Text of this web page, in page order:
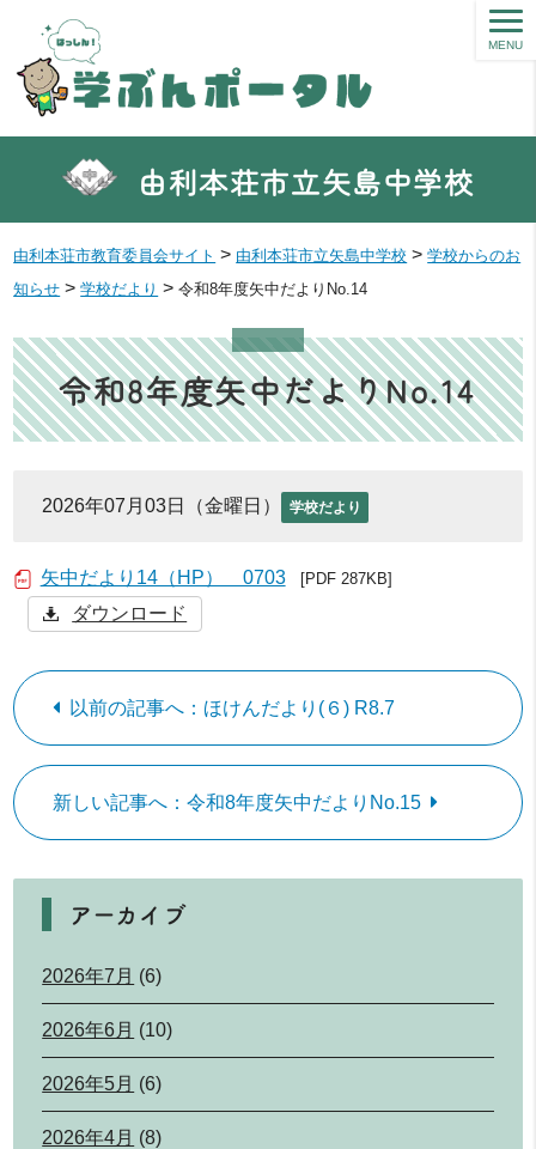
由利本荘市立矢島中学校
MENU
由利本荘市教育委員会サイト > 由利本荘市立矢島中学校 >学校からのお
知らせ >学校だより >令和8年度矢中だよりNo.14
令和8年度矢中だよりNo.14
2026年07月03日（金曜日） 学校だより
矢中だより14（HP） 0703 [PDF 287KB]
ダウンロード
以前の記事へ：ほけんだより(６) R8.7
新しい記事へ：令和8年度矢中だよりNo.15
アーカイブ
2026年7月 (6)
2026年6月 (10)
2026年5月 (6)
2026年4月 (8)